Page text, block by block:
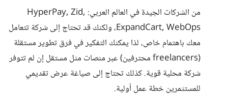
من الشركات الجيدة في العالم العربي: HyperPay, Zid,
ExpandCart, WebOps، ولكنك قد تحتاج إلى شركة تتعامل
معك باهتمام خاص، لذا يمكنك التفكير في فرق تطوير مستقلة
(freelancers محترفين) عبر منصات مثل مستقل إن لم تتوفر
شركة محلية قوية. كذلك تحتاج إلى صياغة عرض تقديمي
للمستثمرين خطة عمل أولية.